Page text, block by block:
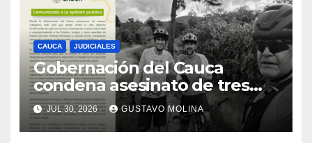
CAUCA JUDICIALES
Gobernación del Cauca
condena asesinato de tres
ciudadanos y exige medidas
urgentes al Gobierno
Nacional
JUL 30, 2026 GUSTAVO MOLINA